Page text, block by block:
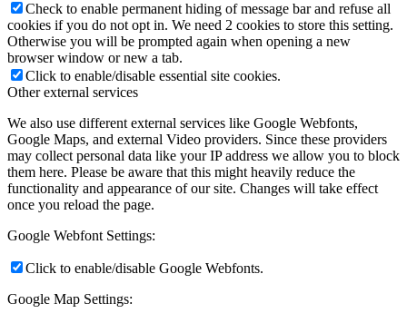
Check to enable permanent hiding of message bar and refuse all
cookies if you do not opt in. We need 2 cookies to store this setting.
Otherwise you will be prompted again when opening a new
browser window or new a tab.
Click to enable/disable essential site cookies.
Other external services
We also use different external services like Google Webfonts,
Google Maps, and external Video providers. Since these providers
may collect personal data like your IP address we allow you to block
them here. Please be aware that this might heavily reduce the
functionality and appearance of our site. Changes will take effect
once you reload the page.
Google Webfont Settings:
Click to enable/disable Google Webfonts.
Google Map Settings: